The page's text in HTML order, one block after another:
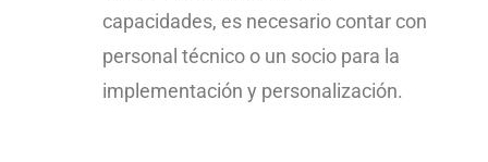
capacidades, es necesario contar con
personal técnico o un socio para la
implementación y personalización.